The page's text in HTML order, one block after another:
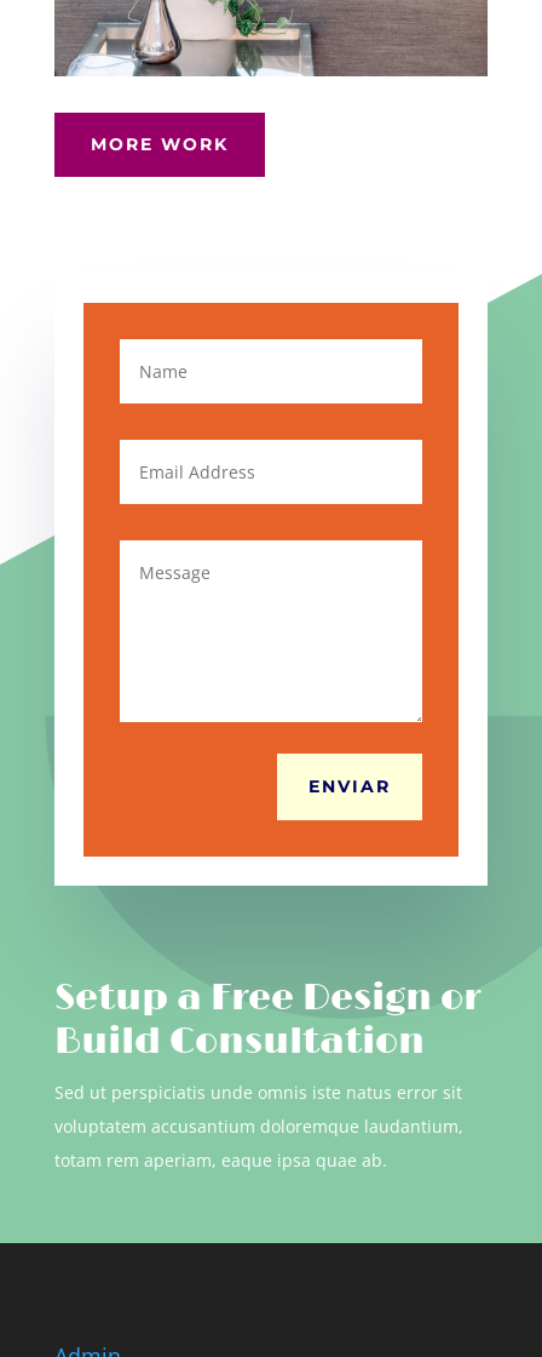
MORE WORK
ENVIAR
Setup a Free Design or
Build Consultation
Sed ut perspiciatis unde omnis iste natus error sit
voluptatem accusantium doloremque laudantium,
totam rem aperiam, eaque ipsa quae ab.